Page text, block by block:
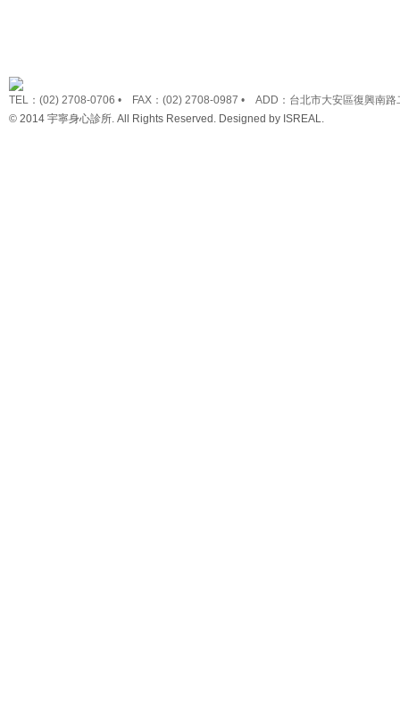
TEL：(02) 2708-0706 • FAX：(02) 2708-0987 • ADD：台北市大安區復興南
© 2014 宇寧身心診所. All Rights Reserved. Designed by ISREAL.